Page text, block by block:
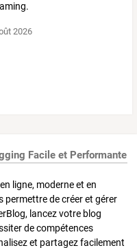
2026
Facile et Performante
ligne, moderne et en
de créer et gérer
lancez votre blog
de compétences
et partagez facilement